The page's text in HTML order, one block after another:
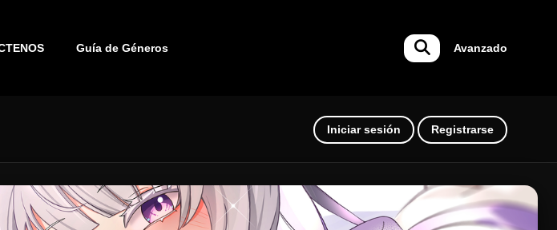
Guía de Géneros Avanzado
Iniciar sesión Registrarse